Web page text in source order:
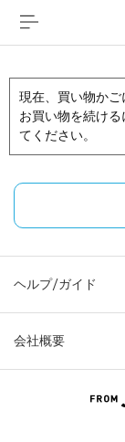
現在、買い物かご
お買い物を続け
てください。
ヘルプ/ガイド
会社概要